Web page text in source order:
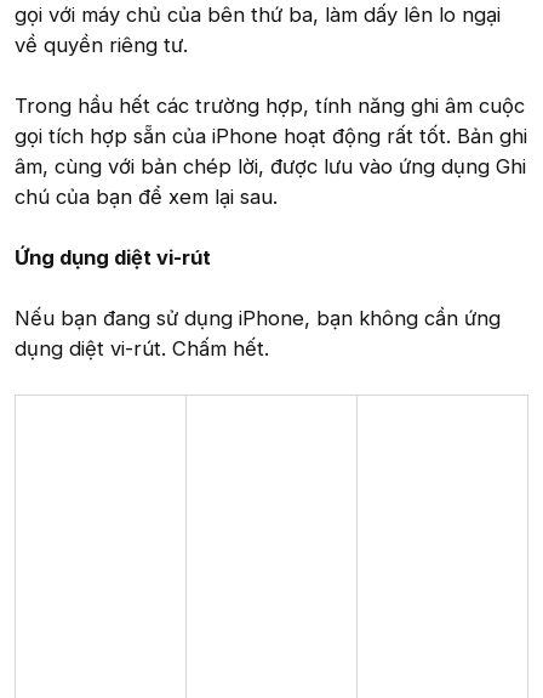
gọi với máy chủ của bên thứ ba, làm dấy lên lo ngại
về quyền riêng tư.
Trong hầu hết các trường hợp, tính năng ghi âm cuộc
gọi tích hợp sẵn của iPhone hoạt động rất tốt. Bản ghi
âm, cùng với bản chép lời, được lưu vào ứng dụng Ghi
chú của bạn để xem lại sau.
Ứng dụng diệt vi-rút
Nếu bạn đang sử dụng iPhone, bạn không cần ứng
dụng diệt vi-rút. Chấm hết.